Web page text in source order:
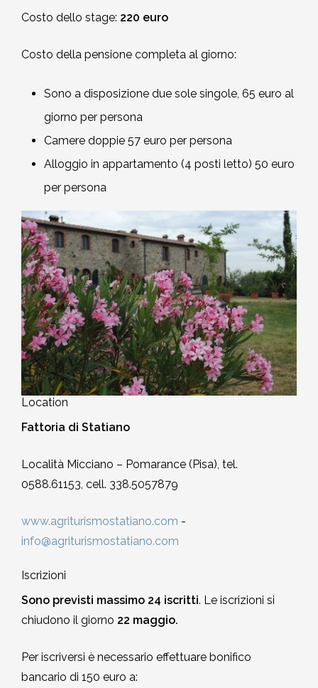
Costo dello stage: 220 euro
Costo della pensione completa al giorno:
Sono a disposizione due sole singole, 65 euro al
giorno per persona
Camere doppie 57 euro per persona
Alloggio in appartamento (4 posti letto) 50 euro
per persona
Location
Fattoria di Statiano
Località Micciano – Pomarance (Pisa), tel.
0588.61153, cell. 338.5057879
www.agriturismostatiano.com -
info@agriturismostatiano.com
Iscrizioni
Sono previsti massimo 24 iscritti. Le iscrizioni si
chiudono il giorno 22 maggio.
Per iscriversi è necessario effettuare bonifico
bancario di 150 euro a: